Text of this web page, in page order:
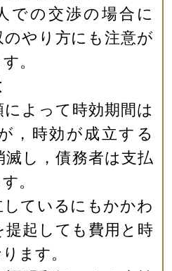
での交渉の場合に
のやり方にも注意が
。
よって時効期間は
，時効が成立する
滅し，債務者は支払
。
しているにもかかわ
提起しても費用と時
ます。